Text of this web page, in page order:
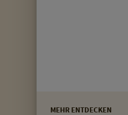
MEHR ENTDECKEN